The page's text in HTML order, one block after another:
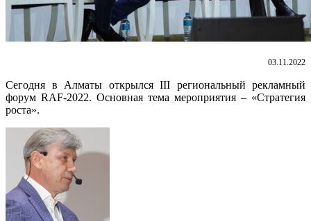
03.11.2022
Сегодня в Алматы открылся III региональный рекламный
форум RAF-2022. Основная тема мероприятия – «Стратегия
роста».